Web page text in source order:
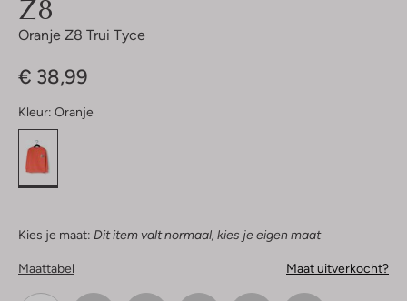
Oranje Z8 Trui Tyce
€ 38,99
Kleur: Oranje
Kies je maat: Dit item valt normaal, kies je eigen maat
Maattabel Maat uitverkocht?